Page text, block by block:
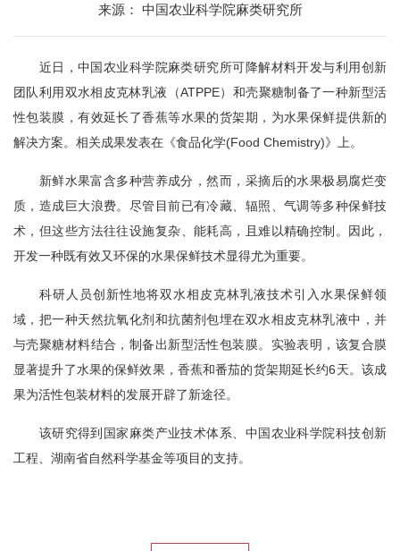
数字服务
党建文化
来源： 中国农业科学院麻类研究所
近日，中国农业科学院麻类研究所可降解材料开发与利用创新
团队利用双水相皮克林乳液（ATPPE）和壳聚糖制备了一种新型活
性包装膜，有效延长了香蕉等水果的货架期，为水果保鲜提供新的
解决方案。相关成果发表在《食品化学(Food Chemistry)》上。
新鲜水果富含多种营养成分，然而，采摘后的水果极易腐烂变
质，造成巨大浪费。尽管目前已有冷藏、辐照、气调等多种保鲜技
术，但这些方法往往设施复杂、能耗高，且难以精确控制。因此，
开发一种既有效又环保的水果保鲜技术显得尤为重要。
科研人员创新性地将双水相皮克林乳液技术引入水果保鲜领
域，把一种天然抗氧化剂和抗菌剂包埋在双水相皮克林乳液中，并
与壳聚糖材料结合，制备出新型活性包装膜。实验表明，该复合膜
显著提升了水果的保鲜效果，香蕉和番茄的货架期延长约6天。该成
果为活性包装材料的发展开辟了新途径。
该研究得到国家麻类产业技术体系、中国农业科学院科技创新
工程、湖南省自然科学基金等项目的支持。